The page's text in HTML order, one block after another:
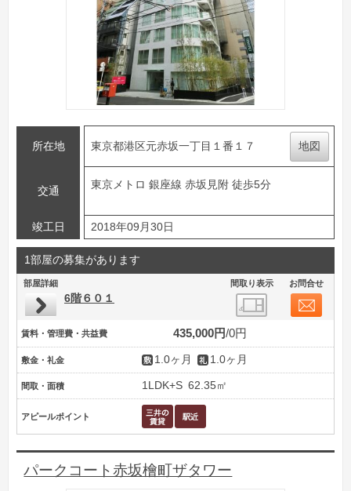
所在地 東京都港区元赤坂一丁目１番１７ 地図
交通
東京メトロ 銀座線 赤坂見附 徒歩5分
竣工日 2018年09月30日
1部屋の募集があります
部屋詳細 間取り表示 お問合せ
6階６０１
賃料・管理費・共益費 435,000円 0円
敷金・礼金 1.0ヶ月 1.0ヶ月
間取・面積 1LDK+S 62.35㎡
アピールポイント
パークコート赤坂檜町ザタワー